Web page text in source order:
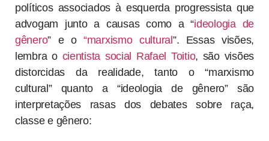
políticos associados à esquerda progressista que
advogam junto a causas como a “ideologia de
gênero” e o “marxismo cultural ”. Essas visões,
lembra ocientista social Rafael Toitio, são visões
distorcidas da realidade, tanto o “marxismo
cultural” quanto a “ideologia de gênero” são
interpretações rasas dos debates sobre raça,
classe e gênero: